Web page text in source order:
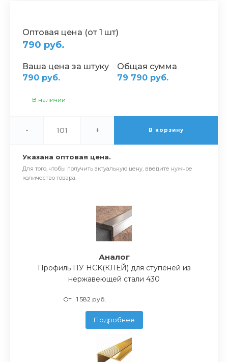
Оптовая цена (от 1 шт)
790 руб.
Ваша цена за штуку
790 руб.
Общая сумма
79 790 руб.
В наличии
- + В корзину
Указана оптовая цена.
Для того, чтобы получить актуальную цену, введите нужное
количество товара.
Аналог
Профиль ПУ НСК(КЛЕЙ) для ступеней из
нержавеющей стали 430
От 1 582 руб.
Подробнее